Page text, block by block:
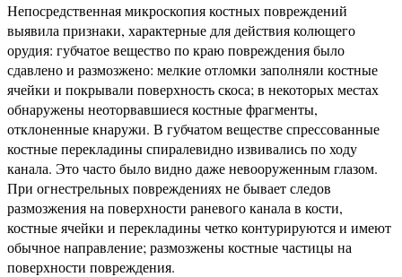
Непосредственная микроскопия костных повреждений
выявила признаки, характерные для действия колющего
орудия: губчатое вещество по краю повреждения было
сдавлено и размозжено: мелкие отломки заполняли костные
ячейки и покрывали поверхность скоса; в некоторых местах
обнаружены неоторвавшиеся костные фрагменты,
отклоненные кнаружи. В губчатом веществе спрессованные
костные перекладины спиралевидно извивались по ходу
канала. Это часто было видно даже невооруженным глазом.
При огнестрельных повреждениях не бывает следов
размозжения на поверхности раневого канала в кости,
костные ячейки и перекладины четко контурируются и имеют
обычное направление; размозжены костные частицы на
поверхности повреждения.